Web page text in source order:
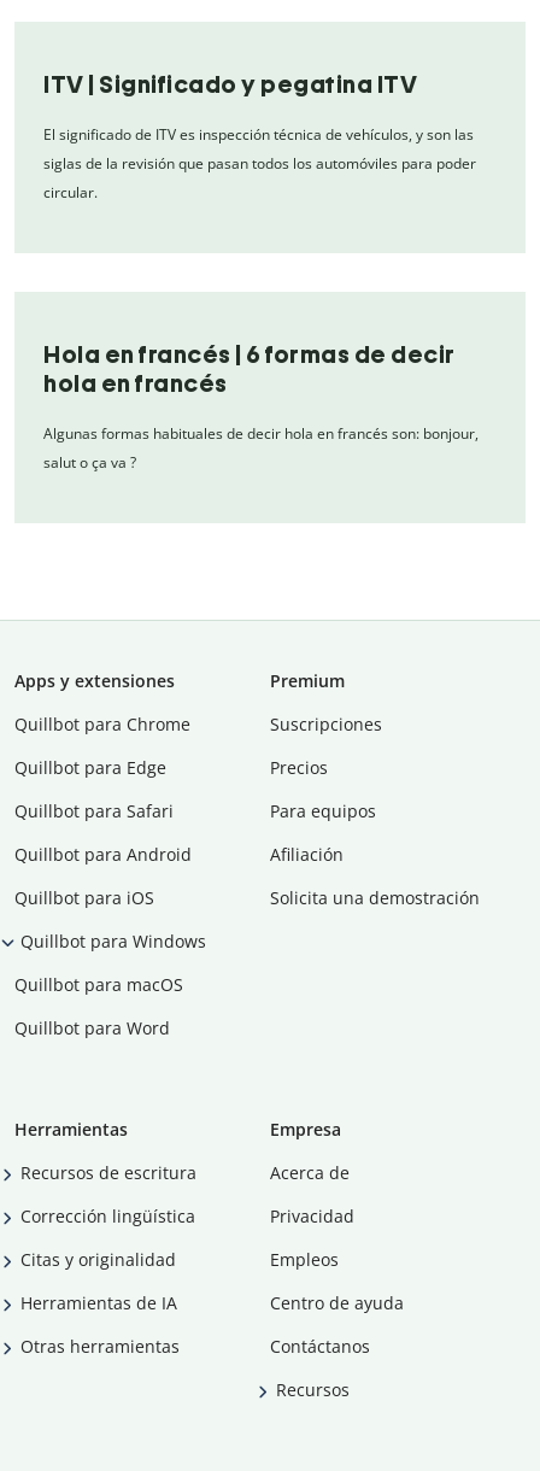
ITV | Significado y pegatina ITV
El significado de ITV es inspección técnica de vehículos, y son las
siglas de la revisión que pasan todos los automóviles para poder
circular.
Hola en francés | 6 formas de decir
hola en francés
Algunas formas habituales de decir hola en francés son: bonjour,
salut o ça va ?
Apps y extensiones
Quillbot para Chrome
Quillbot para Edge
Quillbot para Safari
Quillbot para Android
Quillbot para iOS
Quillbot para Windows
Quillbot para macOS
Quillbot para Word
Premium
Suscripciones
Precios
Para equipos
Afiliación
Solicita una demostración
Herramientas
Recursos de escritura
Corrección lingüística
Citas y originalidad
Herramientas de IA
Otras herramientas
Empresa
Acerca de
Privacidad
Empleos
Centro de ayuda
Contáctanos
Recursos